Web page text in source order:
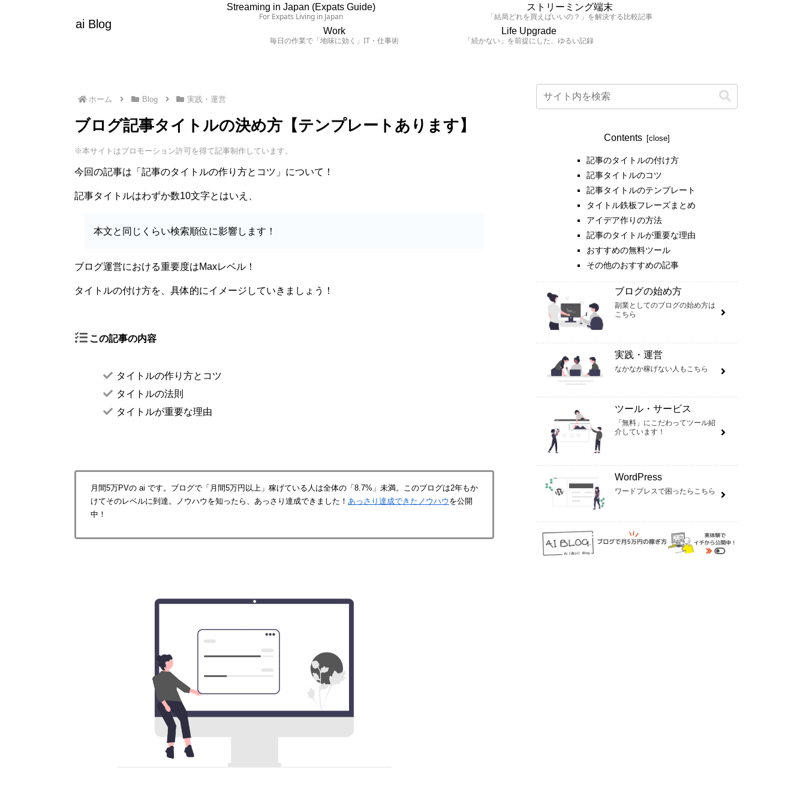
ai Blog
Streaming in Japan (Expats Guide)
For Expats Living in Japan
ストリーミング端末
「結局どれを買えばいいの？」を解決する比較記事
Work
毎日の作業で「地味に効く」IT・仕事術
Life Upgrade
「続かない」を前提にした、ゆるい記録
ホーム Blog 実践・運営
ブログ記事タイトルの決め方【テンプレートあります】
※本サイトはプロモーション許可を得て記事制作しています。
今回の記事は「記事のタイトルの作り方とコツ」について！
記事タイトルはわずか数10文字とはいえ、
本文と同じくらい検索順位に影響します！
ブログ運営における重要度はMaxレベル！
タイトルの付け方を、具体的にイメージしていきましょう！
この記事の内容
タイトルの作り方とコツ
タイトルの法則
タイトルが重要な理由
月間5万PVの ai です。ブログで「月間5万円以上」稼げている人は全体の「8.7%」未満。このブログは2年もか
けてそのレベルに到達。ノウハウを知ったら、あっさり達成できました！ あっさり達成できたノウハウ を公開
中！
Contents
記事のタイトルの付け方
記事タイトルのコツ
記事タイトルのテンプレート
タイトル鉄板フレーズまとめ
アイデア作りの方法
記事のタイトルが重要な理由
おすすめの無料ツール
その他のおすすめの記事
ブログの始め方
副業としてのブログの始め方は
こちら
実践・運営
なかなか稼げない人もこちら
ツール・サービス
「無料」にこだわってツール紹
介しています！
WordPress
ワードプレスで困ったらこちら